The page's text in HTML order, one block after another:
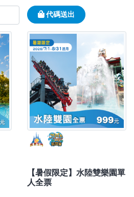
代碼送出
【暑假限定】水陸雙樂園單
人全票